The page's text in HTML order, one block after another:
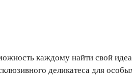
каждому найти свой
деликатеса для